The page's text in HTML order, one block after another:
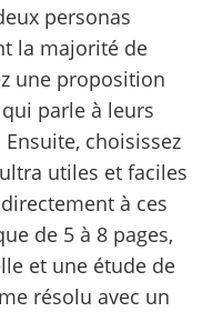
personas
la majorité de
une proposition
parle à leurs
choisissez
utiles et faciles
à ces
de 5 à 8 pages,
et une étude de
résolu avec un